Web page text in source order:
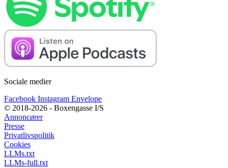
Sociale medier
Facebook Instagram Envelope
© 2018-2026 - Boxengasse I/S
Annoncører
Presse
Privatlivspolitik
Cookies
LLMs.txt
LLMs-full.txt